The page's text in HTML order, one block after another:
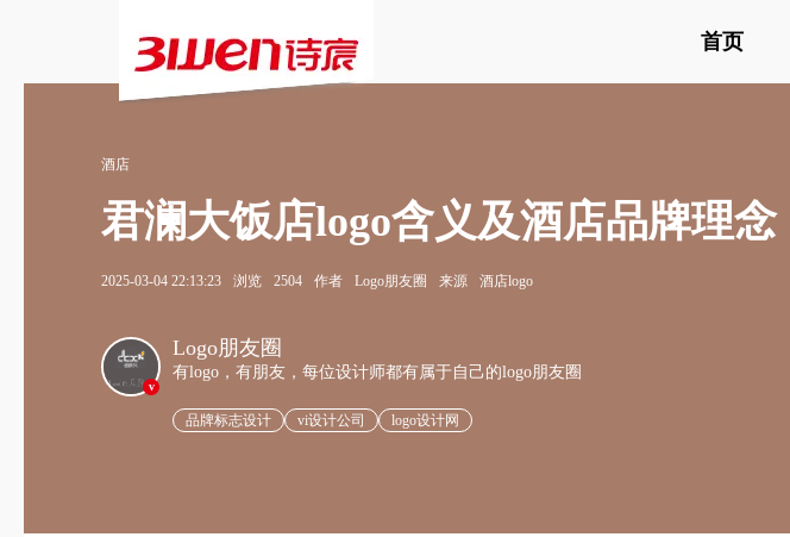
首页
酒店
君澜大饭店logo含义及酒店品牌理念
2025-03-04 22:13:23 浏览 2504 作者 Logo朋友圈 来源 酒店logo
v
Logo朋友圈
有logo，有朋友，每位设计师都有属于自己的logo朋友圈
品牌标志设计 vi设计公司 logo设计网